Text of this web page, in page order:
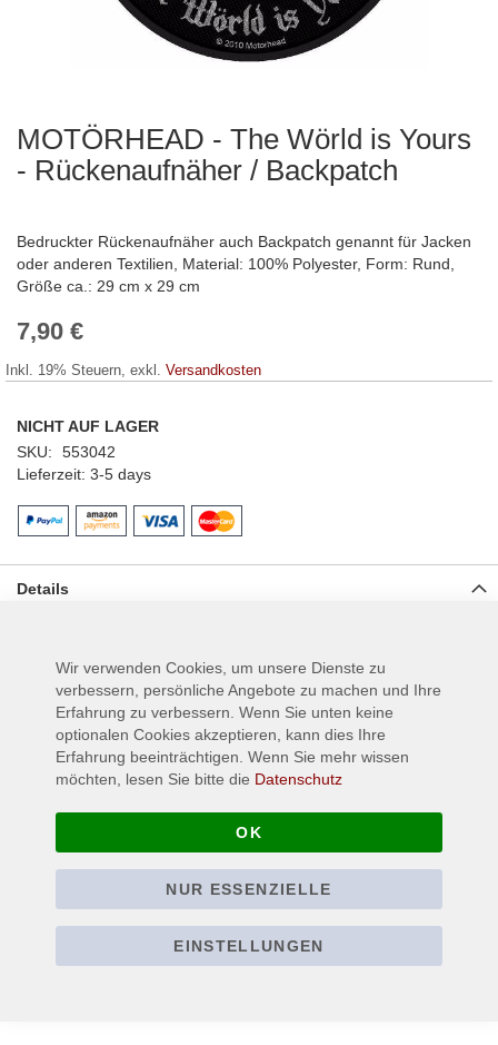
MOTÖRHEAD - The Wörld is Yours
- Rückenaufnäher / Backpatch
Bedruckter Rückenaufnäher auch Backpatch genannt für Jacken
oder anderen Textilien, Material: 100% Polyester, Form: Rund,
Größe ca.: 29 cm x 29 cm
7,90 €
Inkl. 19% Steuern, exkl. Versandkosten
NICHT AUF LAGER
SKU
553042
Lieferzeit 3-5 days
Zum
Anfang
der
Details
Größe ca.: 29 cm x 29 cm
Mehr Informationen
Wir verwenden Cookies, um unsere Dienste zu
verbessern, persönliche Angebote zu machen und Ihre
Erfahrung zu verbessern. Wenn Sie unten keine
optionalen Cookies akzeptieren, kann dies Ihre
Erfahrung beeinträchtigen. Wenn Sie mehr wissen
möchten, lesen Sie bitte die Datenschutz
OK
NUR ESSENZIELLE
EINSTELLUNGEN